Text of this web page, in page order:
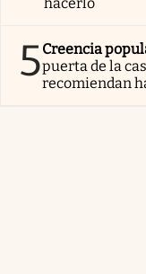
5Creencia
puerta de la
recomiendan